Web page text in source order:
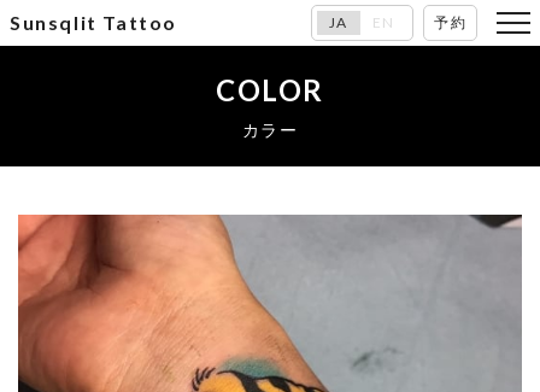
Sunsqlit Tattoo JA EN 予約
COLOR
カラー